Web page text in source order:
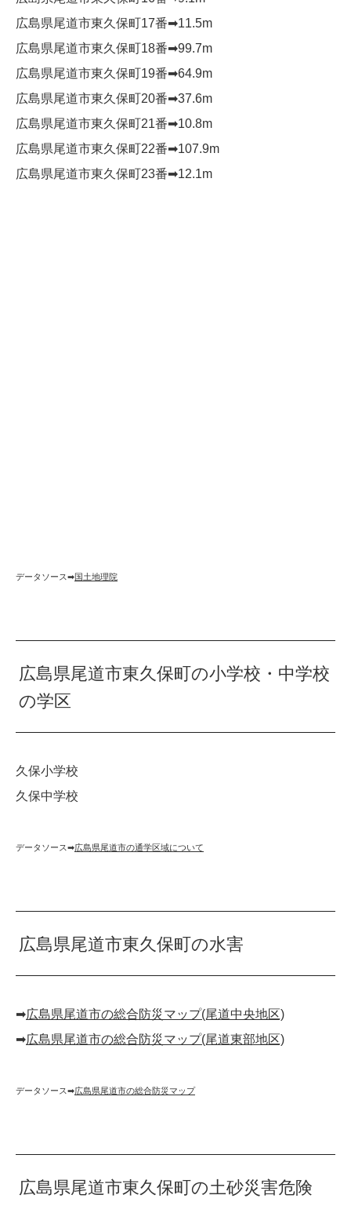
広島県尾道市東久保町17番➡︎11.5m
広島県尾道市東久保町18番➡︎99.7m
広島県尾道市東久保町19番➡︎64.9m
広島県尾道市東久保町20番➡︎37.6m
広島県尾道市東久保町21番➡︎10.8m
広島県尾道市東久保町22番➡︎107.9m
広島県尾道市東久保町23番➡︎12.1m
データソース➡︎国土地理院
広島県尾道市東久保町の小学校・中学校
の学区
久保小学校
久保中学校
データソース➡︎広島県尾道市の通学区域について
広島県尾道市東久保町の水害
➡︎広島県尾道市の総合防災マップ(尾道中央地区)
➡︎広島県尾道市の総合防災マップ(尾道東部地区)
データソース➡︎広島県尾道市の総合防災マップ
広島県尾道市東久保町の土砂災害危険